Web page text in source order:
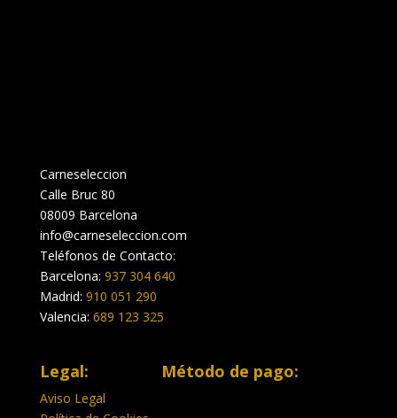
Carneseleccion
Calle Bruc 80
08009 Barcelona
info@carneseleccion.com
Teléfonos de Contacto:
Barcelona: 937 304 640
Madrid: 910 051 290
Valencia: 689 123 325
Legal:
Aviso Legal
Método de pago: